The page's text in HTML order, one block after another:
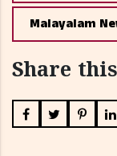
Malayalam
Share